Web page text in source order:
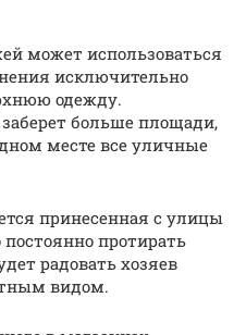
может использоваться
исключительно
одежду.
больше площади,
месте все уличные
принесенная с улицы
протирать
радовать хозяев
видом.